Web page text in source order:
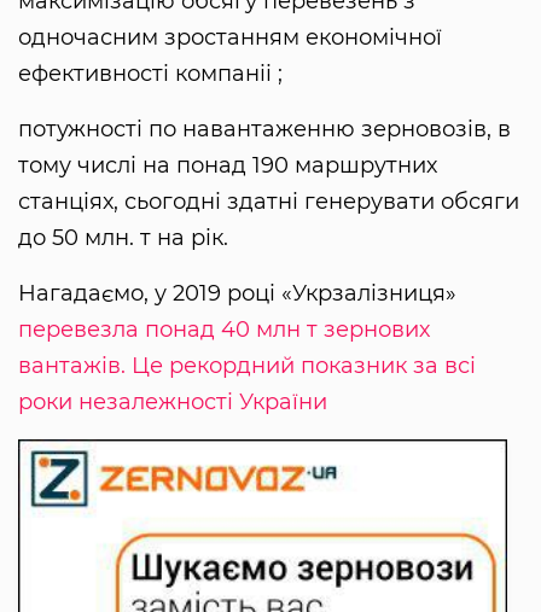
одночасним зростанням економічної
ефективності компаніі ;
потужності по навантаженню зерновозів, в
тому числі на понад 190 маршрутних
станціях, сьогодні здатні генерувати обсяги
до 50 млн. т на рік.
Нагадаємо, у 2019 році «Укрзалізниця»
перевезла понад 40 млн т зернових
вантажів. Це рекордний показник за всі
роки незалежності України